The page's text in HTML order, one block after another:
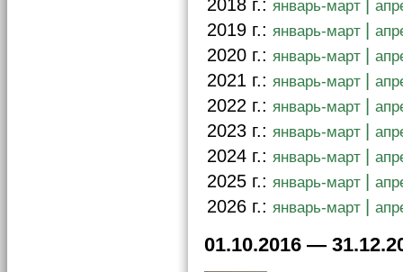
2018 г.: январь-март
2019 г.: январь-март
2020 г.: январь-март
2021 г.: январь-март
2022 г.: январь-март
2023 г.: январь-март
2024 г.: январь-март
2025 г.: январь-март
2026 г.: январь-март
01.10.2016 —